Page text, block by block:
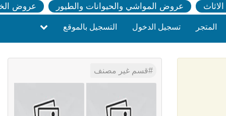
عروض المواشي والحيوانات والطيور عروض
المتجر تسجيل الدخول التسجيل بالموقع
قسم غير مصنف